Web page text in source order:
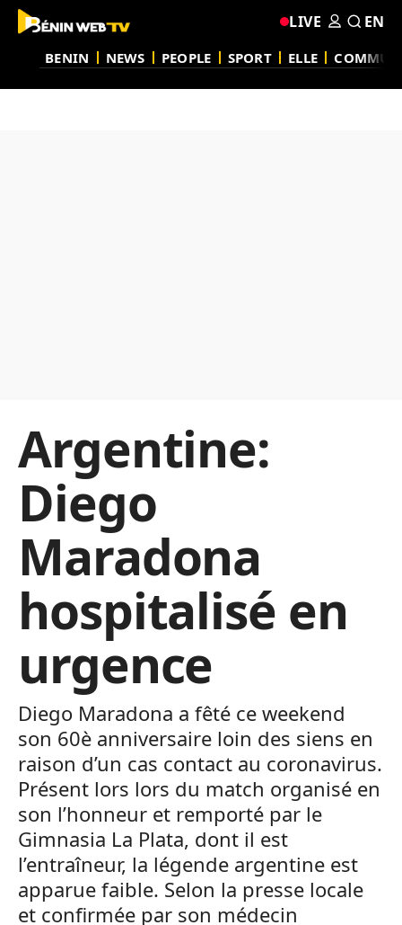
BENIN NEWS PEOPLE SPORT ELLE
LIVE EN
Argentine:
Diego
Maradona
hospitalisé en
urgence
Diego Maradona a fêté ce weekend
son 60è anniversaire loin des siens en
raison d’un cas contact au coronavirus.
Présent lors lors du match organisé en
son l’honneur et remporté par le
Gimnasia La Plata, dont il est
l’entraîneur, la légende argentine est
apparue faible. Selon la presse locale
et confirmée par son médecin